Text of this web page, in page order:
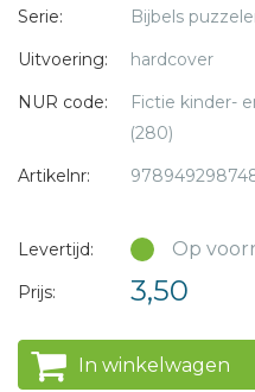
Serie:
Bijbels
Uitvoering:
hardcover
NUR code:
Fictie kinder-
(280)
Artikelnr:
Levertijd: Op
Prijs: 3,50
In winkelwagen